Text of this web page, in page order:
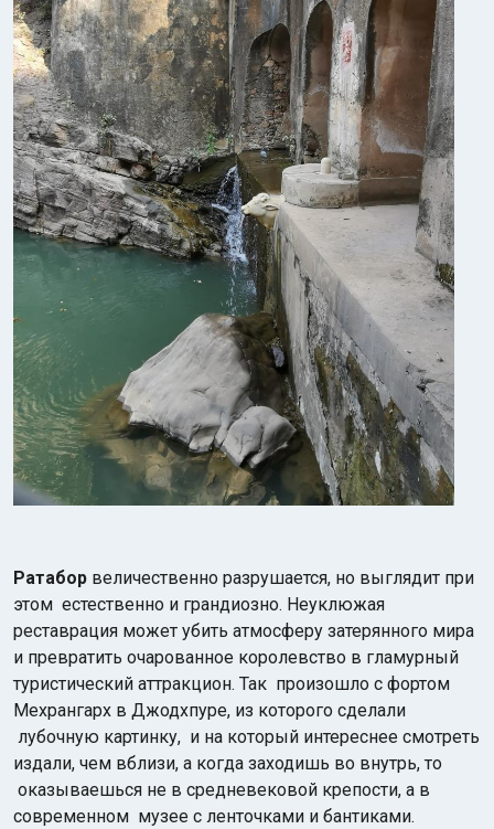
Ратабор величественно разрушается, но выглядит при
этом естественно и грандиозно. Неуклюжая
реставрация может убить атмосферу затерянного мира
и превратить очарованное королевство в гламурный
туристический аттракцион. Так произошло с фортом
Мехрангарх в Джодхпуре, из которого сделали
лубочную картинку, и на который интереснее смотреть
издали, чем вблизи, а когда заходишь во внутрь, то
оказываешься не в средневековой крепости, а в
современном музее с ленточками и бантиками.